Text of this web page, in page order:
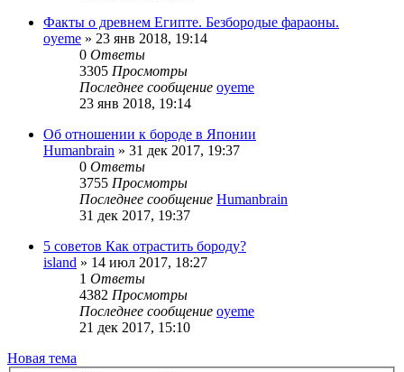
Факты о древнем Египте. Безбородые фараоны.
oyeme » 23 янв 2018, 19:14
0 Ответы
3305 Просмотры
Последнее сообщение oyeme
23 янв 2018, 19:14
Об отношении к бороде в Японии
Humanbrain » 31 дек 2017, 19:37
0 Ответы
3755 Просмотры
Последнее сообщение Humanbrain
31 дек 2017, 19:37
5 советов Как отрастить бороду?
island » 14 июл 2017, 18:27
1 Ответы
4382 Просмотры
Последнее сообщение oyeme
21 дек 2017, 15:10
Новая тема